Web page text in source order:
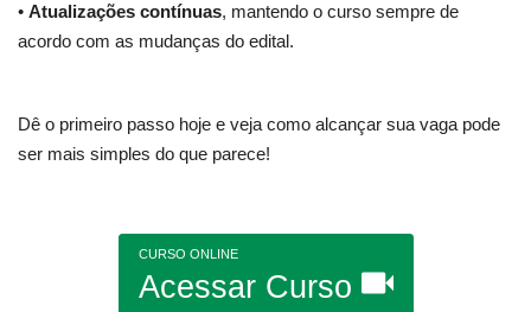
• Atualizações contínuas, mantendo o curso sempre de
acordo com as mudanças do edital.
Dê o primeiro passo hoje e veja como alcançar sua vaga pode
ser mais simples do que parece!
CURSO ONLINE
Acessar Curso